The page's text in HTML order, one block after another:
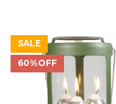
60% Off
SALE
60%OFF